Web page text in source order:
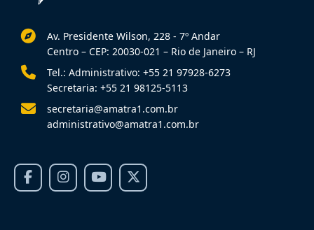
Av. Presidente Wilson, 228 - 7º Andar
Centro – CEP: 20030-021 – Rio de Janeiro – RJ
Tel.: Administrativo: +55 21 97928-6273
Secretaria: +55 21 98125-5113
secretaria@amatra1.com.br
administrativo@amatra1.com.br